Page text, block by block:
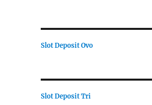
Slot Deposit Ovo
Slot Deposit Tri